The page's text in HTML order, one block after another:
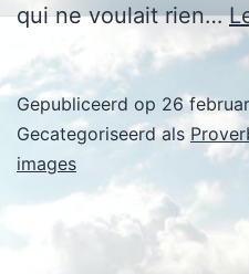
qui ne voulait rien…
Gepubliceerd op 26
Gecategoriseerd als
images